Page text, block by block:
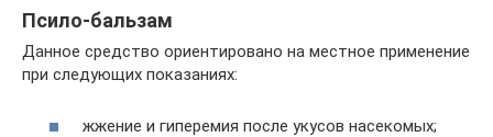
Псило-бальзам
Данное средство ориентировано на местное применение
при следующих показаниях:
жжение и гиперемия после укусов насекомых;